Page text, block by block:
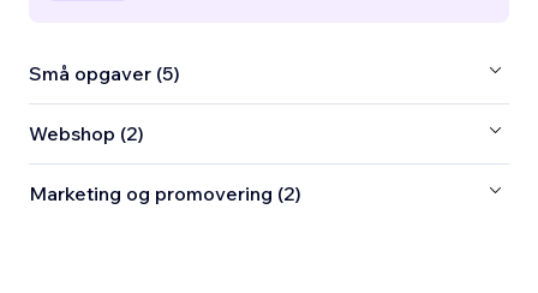
Små opgaver (5)
Webshop (2)
Marketing og promovering (2)